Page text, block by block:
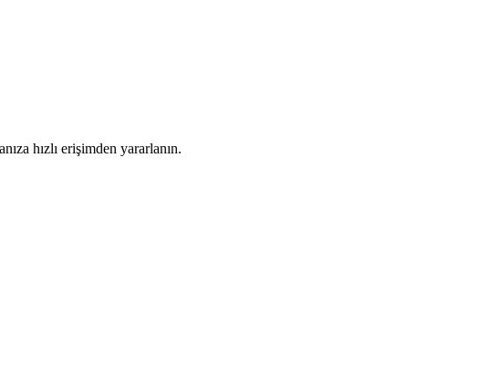
hızlı erişimden yararlanın.